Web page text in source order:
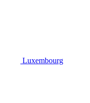
Luxembourg